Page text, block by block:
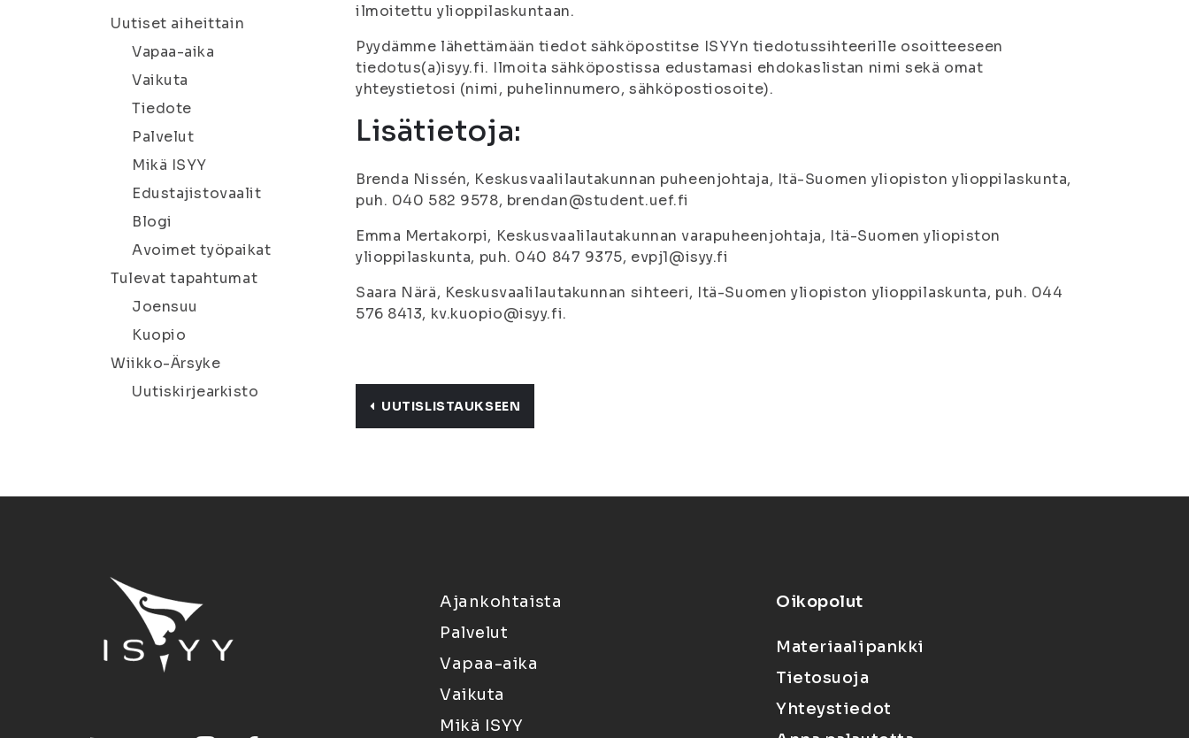
Uutiset aiheittain
Vapaa-aika
Vaikuta
Tiedote
Palvelut
Mikä ISYY
Edustajistovaalit
Blogi
Avoimet työpaikat
Tulevat tapahtumat
Joensuu
Kuopio
Wiikko-Ärsyke
Uutiskirjearkisto
ilmoitettu ylioppilaskuntaan.
Pyydämme lähettämään tiedot sähköpostitse ISYYn tiedotussihteerille osoitteeseen
tiedotus(a)isyy.fi. Ilmoita sähköpostissa edustamasi ehdokaslistan nimi sekä omat
yhteystietosi (nimi, puhelinnumero, sähköpostiosoite).
Lisätietoja:
Brenda Nissén, Keskusvaalilautakunnan puheenjohtaja, Itä-Suomen yliopiston ylioppilaskunta,
puh. 040 582 9578, brendan@student.uef.fi
Emma Mertakorpi, Keskusvaalilautakunnan varapuheenjohtaja, Itä-Suomen yliopiston
ylioppilaskunta, puh. 040 847 9375, evpj1@isyy.fi
Saara Närä, Keskusvaalilautakunnan sihteeri, Itä-Suomen yliopiston ylioppilaskunta, puh. 044
576 8413, kv.kuopio@isyy.fi.
UUTISLISTAUKSEEN
Ajankohtaista
Palvelut
Vapaa-aika
Vaikuta
Mikä ISYY
Oikopolut
Materiaalipankki
Tietosuoja
Yhteystiedot